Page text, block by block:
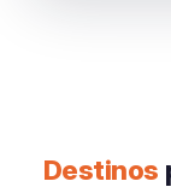
Destinos